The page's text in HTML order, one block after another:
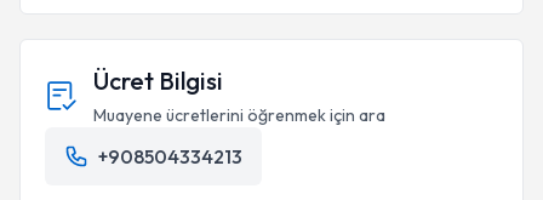
Ücret Bilgisi
Muayene ücretlerini öğrenmek için ara
+908504334213